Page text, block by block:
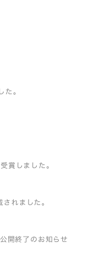
。
賞しました。
れました。
開終了のお知らせ